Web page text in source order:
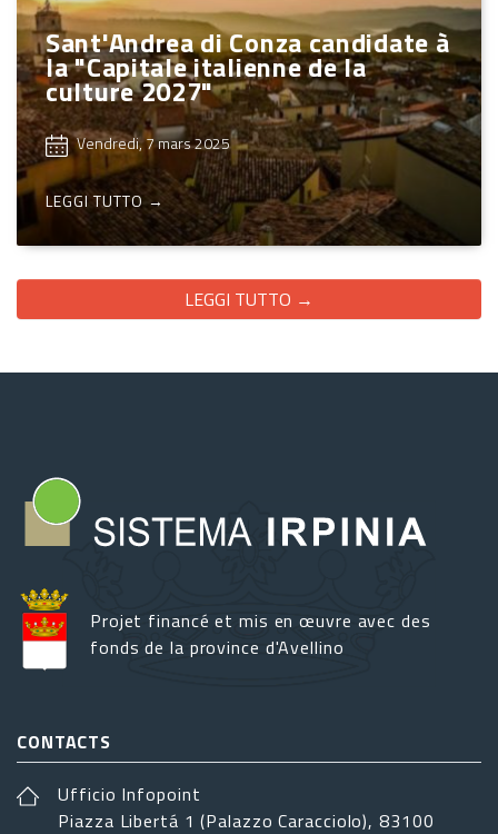
Sant'Andrea di Conza candidate à
la "Capitale italienne de la
culture 2027"
Vendredi, 7 mars 2025
LEGGI TUTTO →
LEGGI TUTTO →
Projet financé et mis en œuvre avec des
fonds de la province d'Avellino
CONTACTS
Ufficio Infopoint
Piazza Libertá 1 (Palazzo Caracciolo), 83100